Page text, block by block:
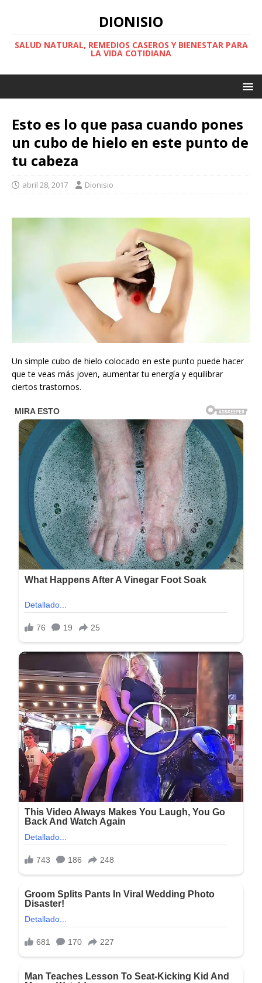
DIONISIO
SALUD NATURAL, REMEDIOS CASEROS Y BIENESTAR PARA
LA VIDA COTIDIANA
Esto es lo que pasa cuando pones
un cubo de hielo en este punto de
tu cabeza
abril 28, 2017 Dionisio
Un simple cubo de hielo colocado en este punto puede hacer
que te veas más joven, aumentar tu energía y equilibrar
ciertos trastornos.